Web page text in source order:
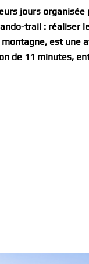
jours
trail : réaliser
est une
de 11 minutes,